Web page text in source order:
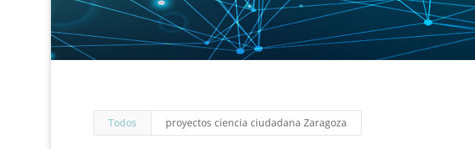
Todos proyectos ciencia ciudadana Zaragoza